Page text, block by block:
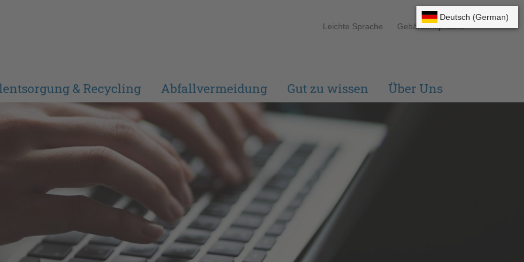
Leichte Sprache Gebärdensprache
& Recycling Abfallvermeidung Gut zu wissen Über Uns